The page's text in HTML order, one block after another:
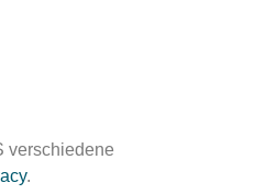
verschiedene
.